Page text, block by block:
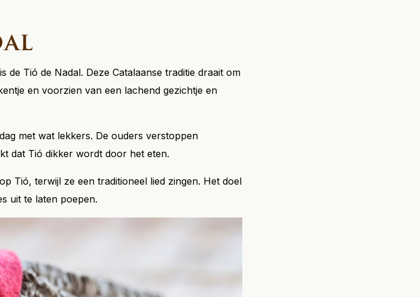
de Tió de Nadal. Deze Catalaanse traditie draait om
en voorzien van een lachend gezichtje en
met wat lekkers. De ouders verstoppen
dat Tió dikker wordt door het eten.
Tió, terwijl ze een traditioneel lied zingen. Het doel
uit te laten poepen.